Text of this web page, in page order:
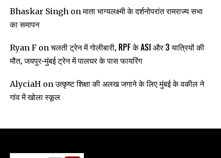
Bhaskar Singh onमाता भाग्यलक्ष्मी के दर्शनोपरांत रामराज्य सभा
का समापन
Ryan F onचलती ट्रेन में गोलीबारी, RPF के ASI और 3 यात्रियों की
मौत, जयपुर-मुंबई ट्रेन में पालघर के पास फायरिंग
AlyciaH onउत्कृष्ट शिक्षा की अलख जगाने के लिए मुंबई के वकील ने
गांव में खोला स्कूल